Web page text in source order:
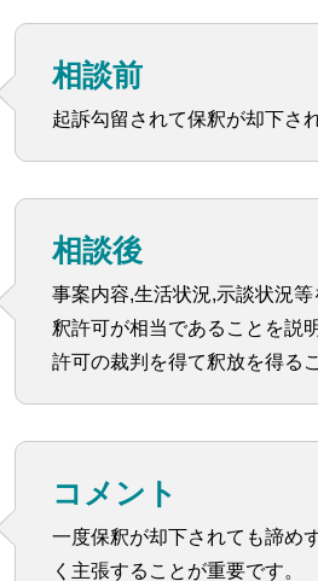
相談前
起訴勾留されて保釈が却下さ
相談後
事案内容,生活状況,示談状況
釈許可が相当であることを説
許可の裁判を得て釈放を得る
コメント
一度保釈が却下されても諦め
く主張することが重要です。